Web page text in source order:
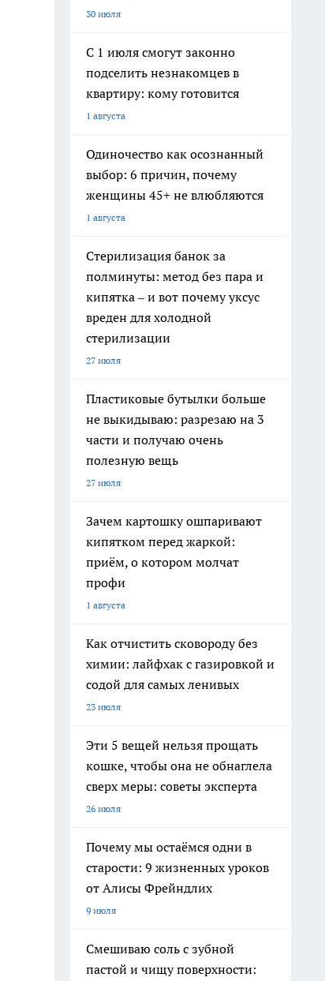
30 июля
С 1 июля смогут законно
подселить незнакомцев в
квартиру: кому готовится
1 августа
Одиночество как осознанный
выбор: 6 причин, почему
женщины 45+ не влюбляются
1 августа
Стерилизация банок за
полминуты: метод без пара и
кипятка – и вот почему уксус
вреден для холодной
стерилизации
27 июля
Пластиковые бутылки больше
не выкидываю: разрезаю на 3
части и получаю очень
полезную вещь
27 июля
Зачем картошку ошпаривают
кипятком перед жаркой:
приём, о котором молчат
профи
1 августа
Как отчистить сковороду без
химии: лайфхак с газировкой и
содой для самых ленивых
23 июля
Эти 5 вещей нельзя прощать
кошке, чтобы она не обнаглела
сверх меры: советы эксперта
26 июля
Почему мы остаёмся одни в
старости: 9 жизненных уроков
от Алисы Фрейндлих
9 июля
Смешиваю соль с зубной
пастой и чищу поверхности: